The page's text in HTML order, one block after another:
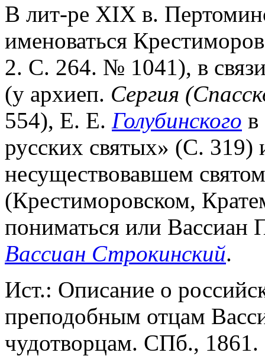
В лит-ре XIX в.
именоваться
2. С. 264. № 1041), в
(у архиеп. Сергия
554), Е. Е. Голубинского в
русских святых» (С. 319)
несуществовавшем
(Крестиморовском,
пониматься или Вассиан
Вассиан Строкинский.
Ист.: Описание о
преподобным отцам
чудотворцам. СПб.,